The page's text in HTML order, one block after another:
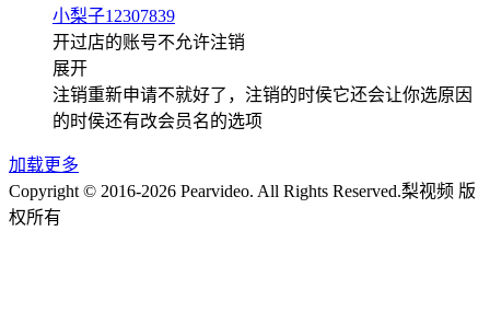
小梨子12307839
开过店的账号不允许注销
展开
注销重新申请不就好了，注销的时侯它还会让你选原因
的时侯还有改会员名的选项
加载更多
Copyright © 2016-2026 Pearvideo. All Rights Reserved.梨视频 版
权所有